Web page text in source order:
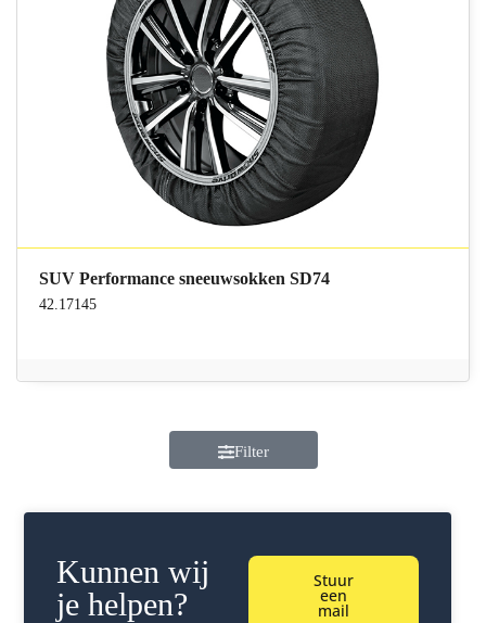
SUV Performance sneeuwsokken SD74
42.17145
Filter
Kunnen wij
je helpen?
Stuur
een
mail